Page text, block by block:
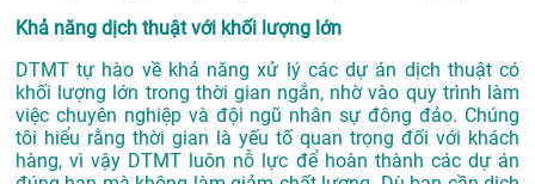
Khả năng dịch thuật với khối lượng lớn
DTMT tự hào về khả năng xử lý các dự án dịch thuật có
khối lượng lớn trong thời gian ngắn, nhờ vào quy trình làm
việc chuyên nghiệp và đội ngũ nhân sự đông đảo. Chúng
tôi hiểu rằng thời gian là yếu tố quan trọng đối với khách
hàng, vì vậy DTMT luôn nỗ lực để hoàn thành các dự án